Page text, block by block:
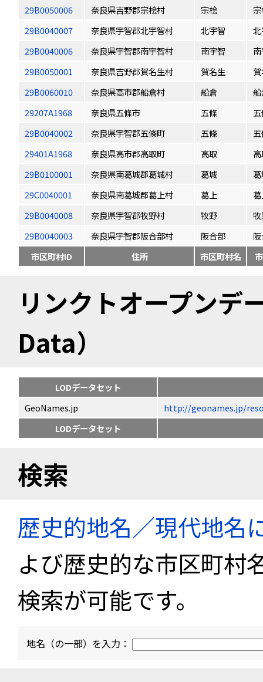
29B0050006
奈良県吉野郡宗桧村 宗桧
29B0040007
奈良県宇智郡北宇智村 北宇智
29B0040006
奈良県宇智郡南宇智村 南宇智
29B0050001
奈良県吉野郡賀名生村 賀名生
29B0060010
奈良県高市郡船倉村 船倉
29207A1968
奈良県五條市 五條
29B0040002
奈良県宇智郡五條町 五條
29401A1968
奈良県高市郡高取町 高取
29B0100001
奈良県南葛城郡葛城村 葛城
29C0040001
奈良県南葛城郡葛上村 葛上
29B0040008
奈良県宇智郡牧野村 牧野
29B0040003
奈良県宇智郡阪合部村 阪合部
市区町村ID
住所 市区町村名
リンクトオープン
Data）
LODデータセット
GeoNames.jp
http://geonames.jp/
LODデータセット
検索
歴史的地名／現代地名
よび歴史的な市区町村
検索が可能です。
地名（の一部）を入力：